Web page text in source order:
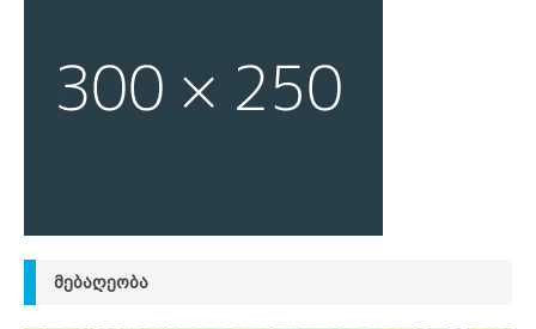
ᲛᲔᲑᲐᲦᲔᲝᲑᲐ